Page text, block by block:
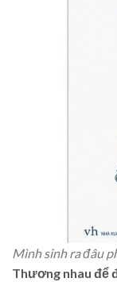
Mình sinh ra đâu
Thương nhau để